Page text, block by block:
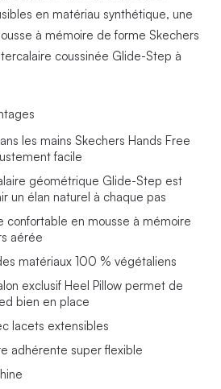
en matériau synthétique, une
à mémoire de forme Skechers
coussinée Glide-Step à
les mains Skechers Hands Free
facile
géométrique Glide-Step est
un élan naturel à chaque pas
confortable en mousse à mémoire
aérée
matériaux 100 % végétaliens
exclusif Heel Pillow permet de
bien en place
lacets extensibles
adhérente super flexible